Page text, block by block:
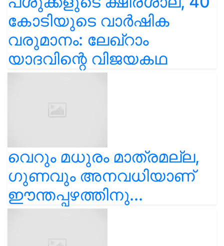
കോടിയുടെ വാർഷിക
വരുമാനം: ലേഖ്‌റാം
യാദവിന്റെ വിജയകഥ
വെറും മധുരം മാത്രമല്ല,
ഗുണവും അനവധിയാണ്
ഈന്തപ്പഴത്തിനു...